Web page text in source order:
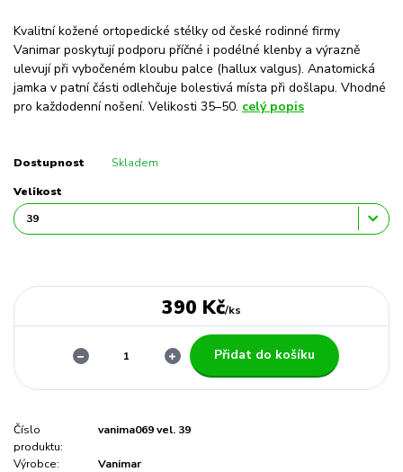
Kvalitní kožené ortopedické stélky od české rodinné firmy
Vanimar poskytují podporu příčné i podélné klenby a výrazně
ulevují při vybočeném kloubu palce (hallux valgus). Anatomická
jamka v patní části odlehčuje bolestivá místa při došlapu. Vhodné
pro každodenní nošení. Velikosti 35–50. celý popis
Dostupnost Skladem
Velikost
390 Kč/ks
Přidat do košíku
Číslo
produktu:
vanima069 vel. 39
Výrobce:
Vanimar